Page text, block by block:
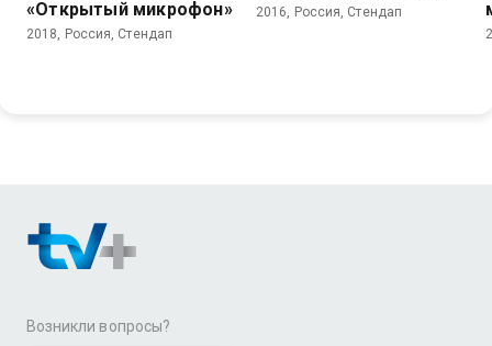
«Открытый микрофон»
2018, Россия, Стендап
2016, Россия, Стендап
Возникли вопросы?